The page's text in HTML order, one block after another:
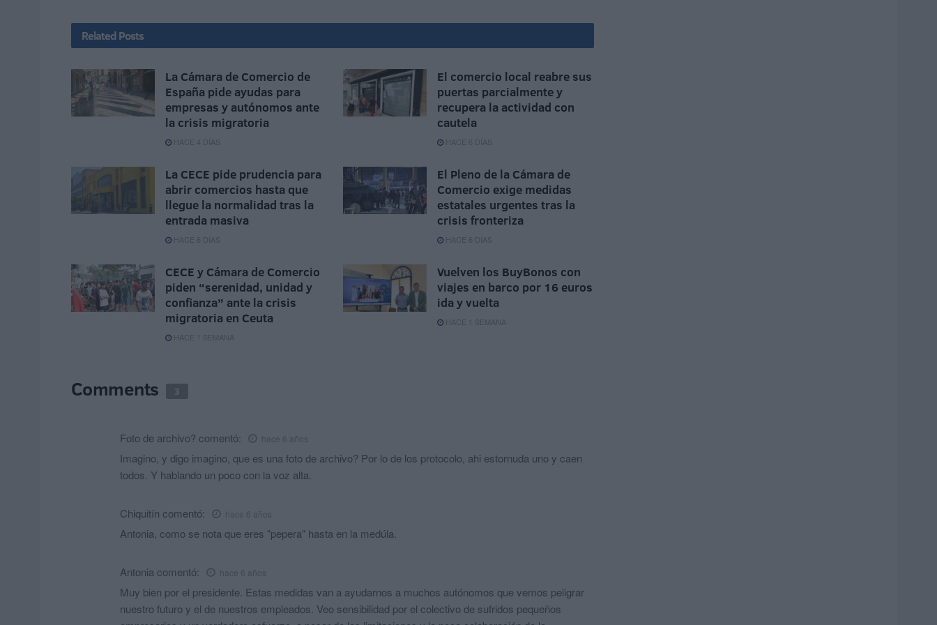
Related Posts
La Cámara de Comercio de
España pide ayudas para
empresas y autónomos ante
la crisis migratoria
HACE 4 DÍAS
El comercio local reabre sus
puertas parcialmente y
recupera la actividad con
cautela
HACE 6 DÍAS
La CECE pide prudencia para
abrir comercios hasta que
llegue la normalidad tras la
entrada masiva
HACE 6 DÍAS
El Pleno de la Cámara de
Comercio exige medidas
estatales urgentes tras la
crisis fronteriza
HACE 6 DÍAS
CECE y Cámara de Comercio
piden “serenidad, unidad y
confianza” ante la crisis
migratoria en Ceuta
HACE 1 SEMANA
Vuelven los BuyBonos con
viajes en barco por 16 euros
ida y vuelta
HACE 1 SEMANA
Comments 3
Foto de archivo? comentó: hace 6 años
Imagino, y digo imagino, que es una foto de archivo? Por lo de los protocolo, ahi estornuda uno y caen
todos. Y hablando un poco con la voz alta.
Chiquitín comentó: hace 6 años
Antonia, como se nota que eres "pepera" hasta en la medúla.
Antonia comentó: hace 6 años
Muy bien por el presidente. Estas medidas van a ayudarnos a muchos autónomos que vemos peligrar
nuestro futuro y el de nuestros empleados. Veo sensibilidad por el colectivo de sufridos pequeños